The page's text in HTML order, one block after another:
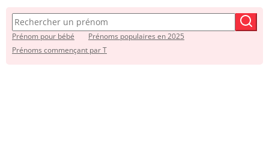
Prénom pour bébé
Prénoms populaires en 2025
Prénoms commençant par T